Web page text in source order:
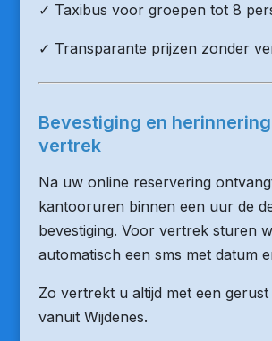
✓ Taxibus voor groepen tot 8
✓ Transparante prijzen zonder
Bevestiging en
vertrek
Na uw online reservering
kantooruren binnen een uur de
bevestiging. Voor vertrek sturen
automatisch een sms met datum
Zo vertrekt u altijd met een gerust
vanuit Wijdenes.